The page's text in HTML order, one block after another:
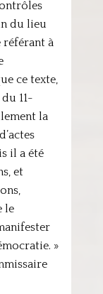
du lieu
référant à
ce texte,
11-
la
il a été
et
le
»